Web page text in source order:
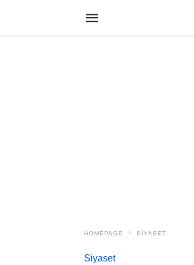
HOMEPAGE SIYASET
Siyaset